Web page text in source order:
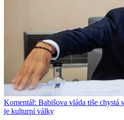
Komentář: Babišova vláda tiše
je kulturní války